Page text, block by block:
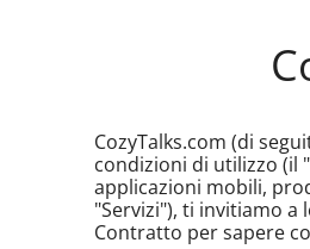
CozyTalks.com (di
condizioni di utilizzo (il
applicazioni mobili,
"Servizi"), ti invitiamo
Contratto per sapere